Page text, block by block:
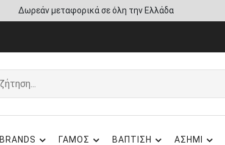
Άμεση παράδοση - Δικαίωμα επιστροφής
BRANDS ΓΑΜΟΣ ΒΑΠΤΙΣΗ ΑΣΗΜΙ